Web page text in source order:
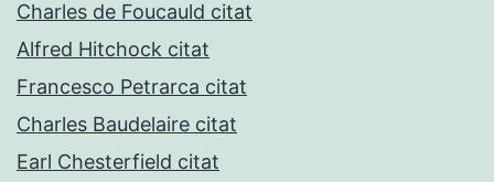
Charles de Foucauld citat
Alfred Hitchock citat
Francesco Petrarca citat
Charles Baudelaire citat
Earl Chesterfield citat